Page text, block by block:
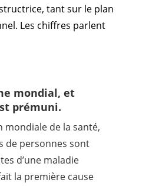
tant sur le plan
Les chiffres parlent
mondial, et
prémuni.
mondiale de la santé,
de personnes sont
d’une maladie
la première cause